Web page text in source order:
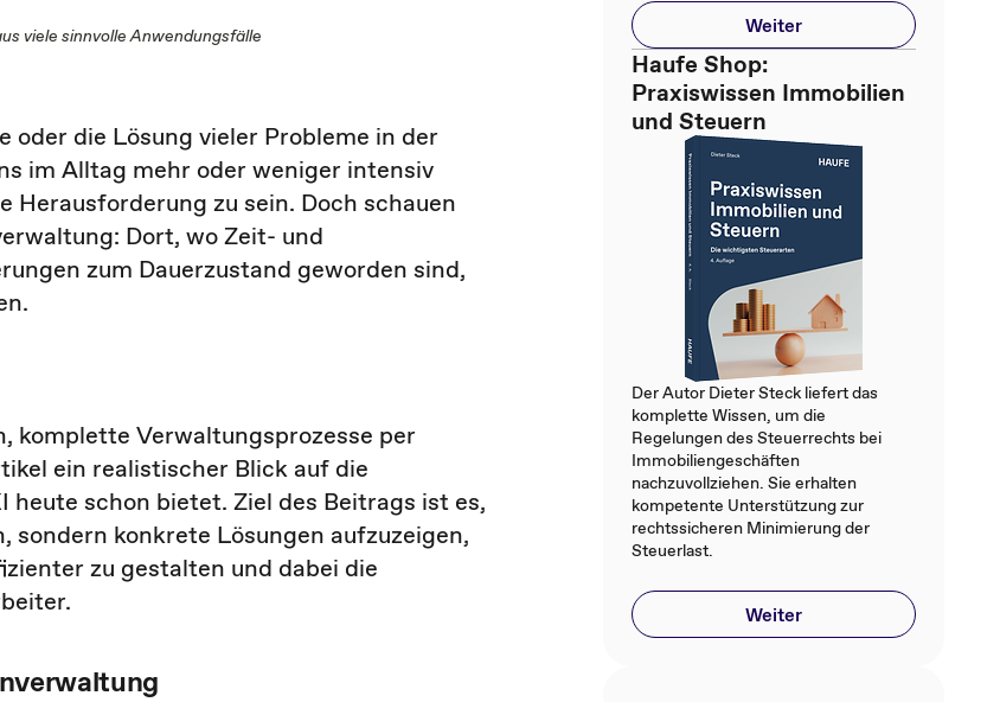
viele sinnvolle Anwendungsfälle
die Lösung vieler Probleme in der
im Alltag mehr oder weniger intensiv
zu sein. Doch schauen
Dort, wo Zeit- und
zum Dauerzustand geworden sind,
komplette Verwaltungsprozesse per
ein realistischer Blick auf die
schon bietet. Ziel des Beitrags ist es,
konkrete Lösungen aufzuzeigen,
zu gestalten und dabei die
Weiter
Haufe Shop:
Praxiswissen Immobilien
und Steuern
Der Autor Dieter Steck liefert das
komplette Wissen, um die
Regelungen des Steuerrechts bei
Immobiliengeschäften
nachzuvollziehen. Sie erhalten
kompetente Unterstützung zur
rechtssicheren Minimierung der
Steuerlast.
Weiter